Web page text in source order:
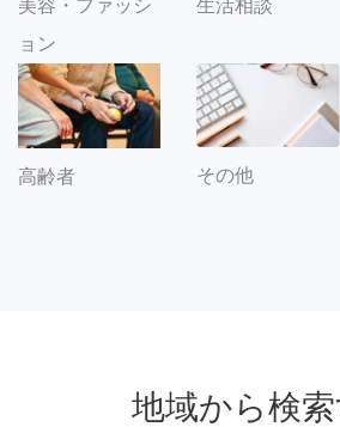
美容・ファッシ
ョン
生活相談
高齢者 その他
地域から検